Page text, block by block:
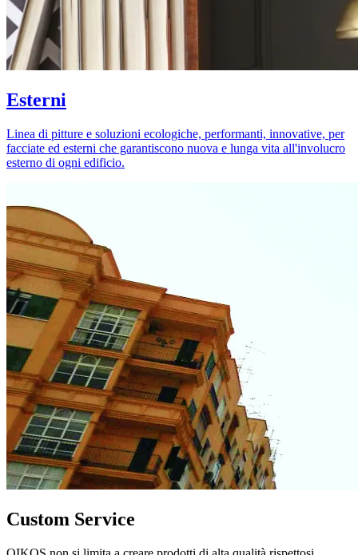
Esterni
Linea di pitture e soluzioni ecologiche, performanti, innovative, per
facciate ed esterni che garantiscono nuova e lunga vita all'involucro
esterno di ogni edificio.
Custom Service